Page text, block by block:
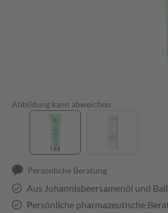
Abbildung kann abweichen
Persönliche Beratung
Aus Johannisbeersamenöl und
Persönliche pharmazeutische